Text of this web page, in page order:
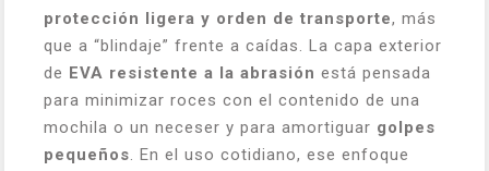
protección ligera y orden de transporte, más
que a “blindaje” frente a caídas. La capa exterior
de EVA resistente a la abrasión está pensada
para minimizar roces con el contenido de una
mochila o un neceser y para amortiguar golpes
pequeños. En el uso cotidiano, ese enfoque